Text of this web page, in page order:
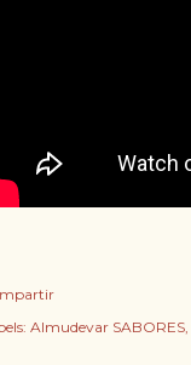
Almudevar SABORES